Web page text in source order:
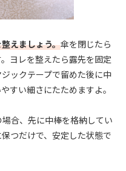
えましょう。傘を閉じたら
ヨレを整えたら露先を固定
ックテープで留めた後に中
すい細さにたためますよ。
合、先に中棒を格納してい
つだけで、安定した状態で